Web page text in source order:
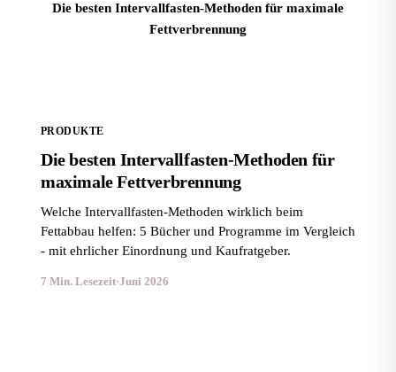
Die besten Intervallfasten-Methoden für maximale
Fettverbrennung
PRODUKTE
Die besten Intervallfasten-Methoden für
maximale Fettverbrennung
Welche Intervallfasten-Methoden wirklich beim
Fettabbau helfen: 5 Bücher und Programme im Vergleich
- mit ehrlicher Einordnung und Kaufratgeber.
7 Min. Lesezeit·Juni 2026